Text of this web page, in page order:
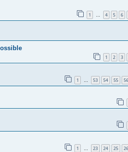
1 4 5 6
1 2 3
1 … 53 54 55 56
1 … 23 24 25 26